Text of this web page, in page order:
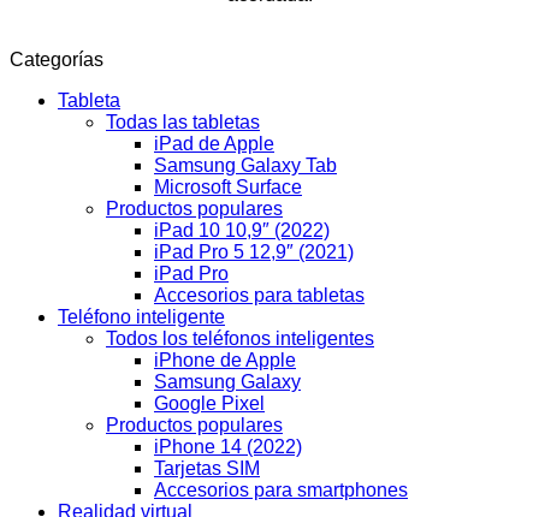
Categorías
Tableta
Todas las tabletas
iPad de Apple
Samsung Galaxy Tab
Microsoft Surface
Productos populares
iPad 10 10,9″ (2022)
iPad Pro 5 12,9″ (2021)
iPad Pro
Accesorios para tabletas
Teléfono inteligente
Todos los teléfonos inteligentes
iPhone de Apple
Samsung Galaxy
Google Pixel
Productos populares
iPhone 14 (2022)
Tarjetas SIM
Accesorios para smartphones
Realidad virtual